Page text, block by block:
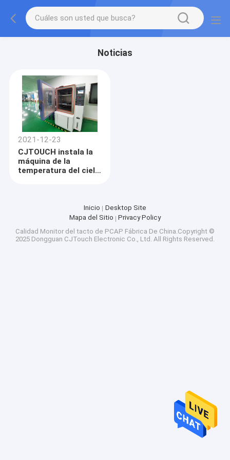
Noticias
2021-12-23
CJTOUCH instala la
máquina de la
temperatura del cielo
Inicio
Desktop Site
Mapa del Sitio
Privacy Policy
Calidad Monitor del tacto de PCAP Fábrica De China.Copyright ©
2025 Dongguan CJTouch Electronic Co., Ltd. All Rights Reserved.